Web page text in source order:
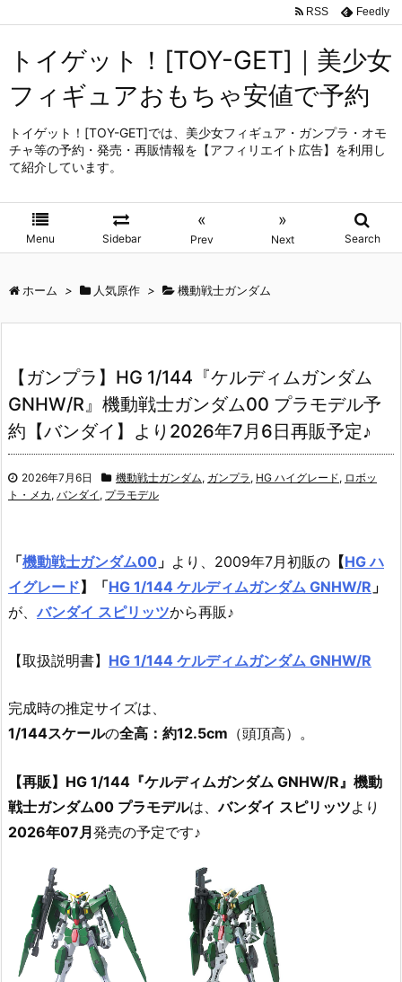
トイゲット！[TOY-GET]｜美少女
フィギュアおもちゃ安値で予約
トイゲット！[TOY-GET]では、美少女フィギュア・ガンプラ・オモ
チャ等の予約・発売・再販情報を【アフィリエイト広告】を利用し
て紹介しています。
Menu Sidebar
«
Prev
»
Next Search
RSS Feedly
ホーム > 人気原作 > 機動戦士ガンダム
【ガンプラ】HG 1/144『ケルディムガンダム
GNHW/R』機動戦士ガンダム00 プラモデル予
約【バンダイ】より2026年7月6日再販予定♪
2026年7月6日 機動戦士ガンダム, ガンプラ , HG ハイグレード, ロボッ
ト・メカ , バンダイ , プラモデル
「機動戦士ガンダム00 」 より、2009年7月初販の 【HG ハ
イグレード】 「HG 1/144 ケルディムガンダム GNHW/R 」
が、バンダイ スピリッツから再販♪
【取扱説明書】 HG 1/144 ケルディムガンダム GNHW/R
完成時の推定サイズは、
1/144スケールの全高：約12.5cm （頭頂高）。
【再販】HG 1/144『ケルディムガンダム GNHW/R』機動
戦士ガンダム00 プラモデルは、バンダイ スピリッツより
2026年07月発売の予定です♪